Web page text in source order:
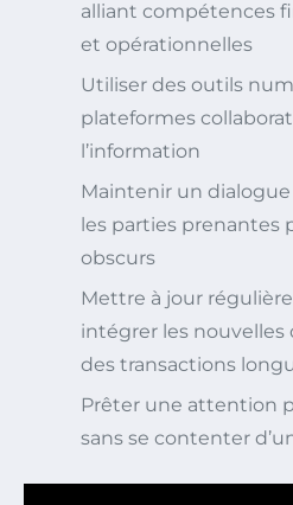
alliant compétences
et opérationnelles
Utiliser des outils
plateformes
l’information
Maintenir un
les parties prenantes
obscurs
Mettre à jour
intégrer les
des transactions
Prêter une attention
sans se contenter